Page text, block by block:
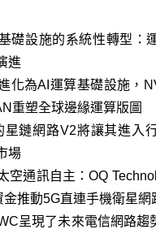
礎設施的系統性轉型：
進
化為AI運算基礎設施，
重塑全球邊緣運算版圖
星鏈網路V2將讓其進入
場
空通訊自主：OQ
金推動5G直連手機衛星網
呈現了未來電信網路趨